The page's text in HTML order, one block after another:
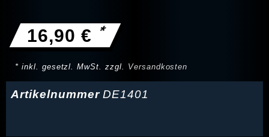
16,90 € *
* inkl. gesetzl. MwSt. zzgl. Versandkosten
ArtikelnummerDE1401